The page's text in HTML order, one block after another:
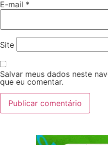
E-mail *
Site
Salvar meus dados neste
que eu comentar.